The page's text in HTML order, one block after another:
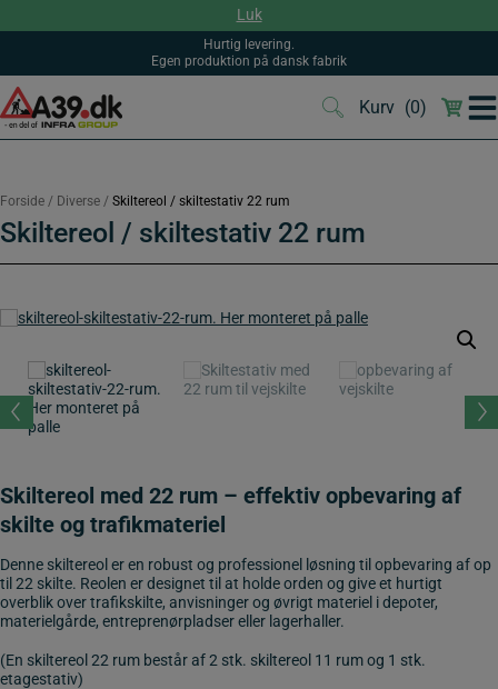
Luk
Hurtig levering.
Egen produktion på dansk fabrik
Kurv (0)
(0)
Forside / Diverse / Skiltereol / skiltestativ 22 rum
Skiltereol / skiltestativ 22 rum
Skiltereol med 22 rum – effektiv opbevaring af
skilte og trafikmateriel
Denne skiltereol er en robust og professionel løsning til opbevaring af op
til 22 skilte. Reolen er designet til at holde orden og give et hurtigt
overblik over trafikskilte, anvisninger og øvrigt materiel i depoter,
materielgårde, entreprenørpladser eller lagerhaller.
(En skiltereol 22 rum består af 2 stk. skiltereol 11 rum og 1 stk.
etagestativ)